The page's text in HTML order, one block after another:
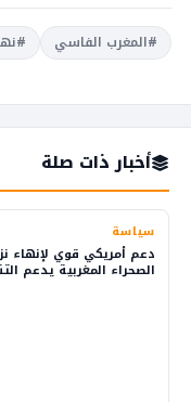
#المغرب الفاسي
أخبار ذات صلة
سياسة
دعم أمريكي قوي لإنهاء
الصحراء المغربية يدعم